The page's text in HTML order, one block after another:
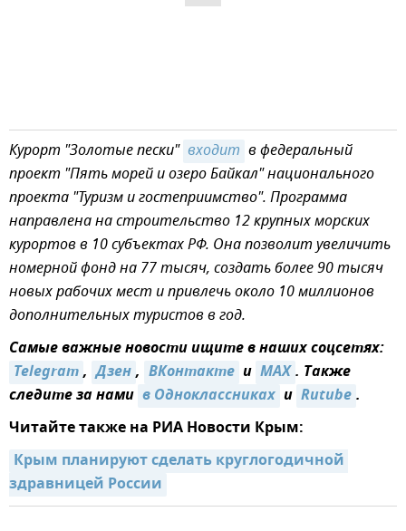
Курорт "Золотые пески" входит в федеральный
проект "Пять морей и озеро Байкал" национального
проекта "Туризм и гостеприимство". Программа
направлена на строительство 12 крупных морских
курортов в 10 субъектах РФ. Она позволит увеличить
номерной фонд на 77 тысяч, создать более 90 тысяч
новых рабочих мест и привлечь около 10 миллионов
дополнительных туристов в год.
Самые важные новости ищите в наших соцсетях:
Telegram, Дзен, ВКонтакте и MAX. Также
следите за нами в Одноклассниках и Rutube.
Читайте также на РИА Новости Крым:
Крым планируют сделать круглогодичной
здравницей России